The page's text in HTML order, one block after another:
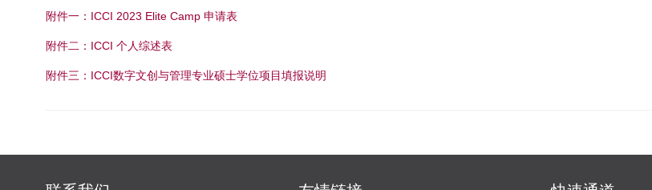
附件一：ICCI 2023 Elite Camp 申请表
附件二：ICCI 个人综述表
附件三：ICCI数字文创与管理专业硕士学位项目填报说明